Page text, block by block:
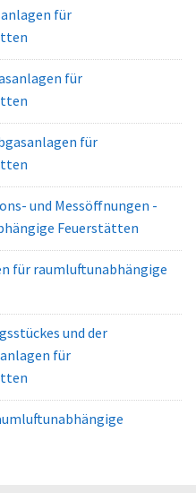
für
für
für
und Messöffnungen -
Feuerstätten
für raumluftunabhängige
und der
für